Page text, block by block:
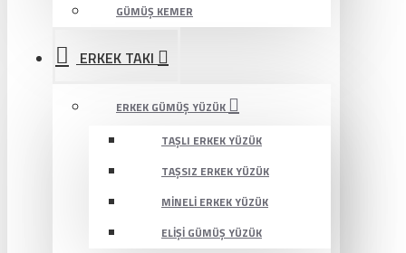
GÜMÜŞ KEMER
ERKEK TAKI
ERKEK GÜMÜŞ YÜZÜK
TAŞLI ERKEK YÜZÜK
TAŞSIZ ERKEK YÜZÜK
MINELI ERKEK YÜZÜK
ELIŞI GÜMÜŞ YÜZÜK